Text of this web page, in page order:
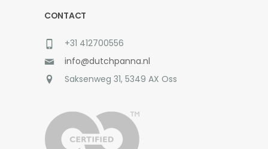
CONTACT
+31 412700556
info@dutchpanna.nl
Saksenweg 31, 5349 AX Oss